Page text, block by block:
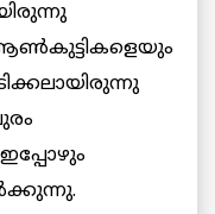
ആണ്‍കുട്ടികളെയും